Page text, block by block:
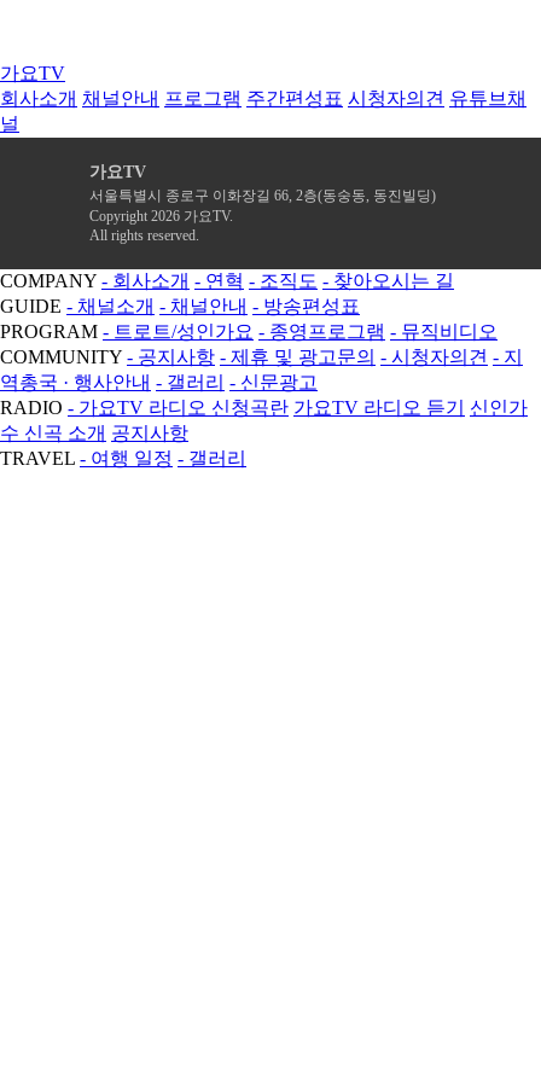
가요TV
회사소개 채널안내 프로그램 주간편성표 시청자의견 유튜브채
널
가요TV
서울특별시 종로구 이화장길 66, 2층(동숭동, 동진빌딩)
Copyright 2026 가요TV.
All rights reserved.
COMPANY - 회사소개 - 연혁 - 조직도 - 찾아오시는 길
GUIDE - 채널소개 - 채널안내 - 방송편성표
PROGRAM - 트로트/성인가요 - 종영프로그램 - 뮤직비디오
COMMUNITY - 공지사항 - 제휴 및 광고문의 - 시청자의견 - 지
역총국 · 행사안내 - 갤러리 - 신문광고
RADIO - 가요TV 라디오 신청곡란 가요TV 라디오 듣기
신인가
수 신곡 소개 공지사항
TRAVEL - 여행 일정 - 갤러리